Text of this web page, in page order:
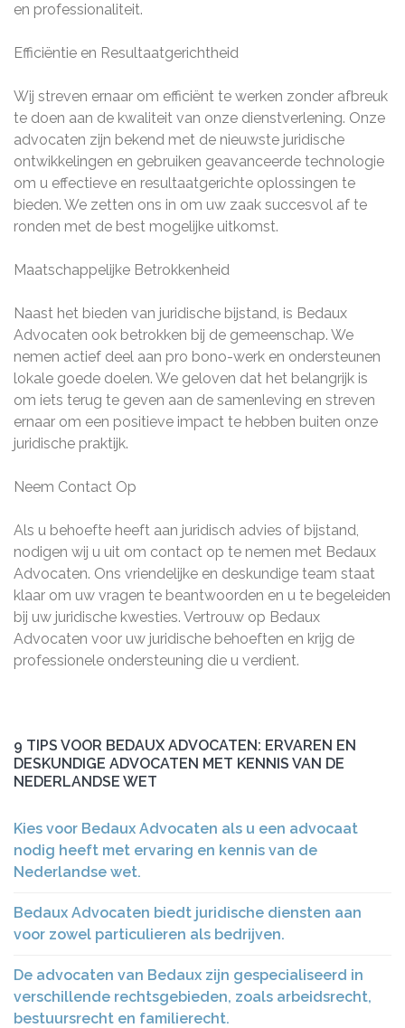
en professionaliteit.
Efficiëntie en Resultaatgerichtheid
Wij streven ernaar om efficiënt te werken zonder afbreuk
te doen aan de kwaliteit van onze dienstverlening. Onze
advocaten zijn bekend met de nieuwste juridische
ontwikkelingen en gebruiken geavanceerde technologie
om u effectieve en resultaatgerichte oplossingen te
bieden. We zetten ons in om uw zaak succesvol af te
ronden met de best mogelijke uitkomst.
Maatschappelijke Betrokkenheid
Naast het bieden van juridische bijstand, is Bedaux
Advocaten ook betrokken bij de gemeenschap. We
nemen actief deel aan pro bono-werk en ondersteunen
lokale goede doelen. We geloven dat het belangrijk is
om iets terug te geven aan de samenleving en streven
ernaar om een positieve impact te hebben buiten onze
juridische praktijk.
Neem Contact Op
Als u behoefte heeft aan juridisch advies of bijstand,
nodigen wij u uit om contact op te nemen met Bedaux
Advocaten. Ons vriendelijke en deskundige team staat
klaar om uw vragen te beantwoorden en u te begeleiden
bij uw juridische kwesties. Vertrouw op Bedaux
Advocaten voor uw juridische behoeften en krijg de
professionele ondersteuning die u verdient.
9 TIPS VOOR BEDAUX ADVOCATEN: ERVAREN EN
DESKUNDIGE ADVOCATEN MET KENNIS VAN DE
NEDERLANDSE WET
Kies voor Bedaux Advocaten als u een advocaat
nodig heeft met ervaring en kennis van de
Nederlandse wet.
Bedaux Advocaten biedt juridische diensten aan
voor zowel particulieren als bedrijven.
De advocaten van Bedaux zijn gespecialiseerd in
verschillende rechtsgebieden, zoals arbeidsrecht,
bestuursrecht en familierecht.